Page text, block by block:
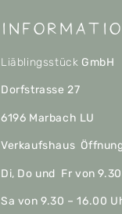
Liäblingsstück GmbH
Dorfstrasse 27
6196 Marbach LU
Verkaufshaus
Di, Do und Fr von
Sa von 9.30 – 16.00